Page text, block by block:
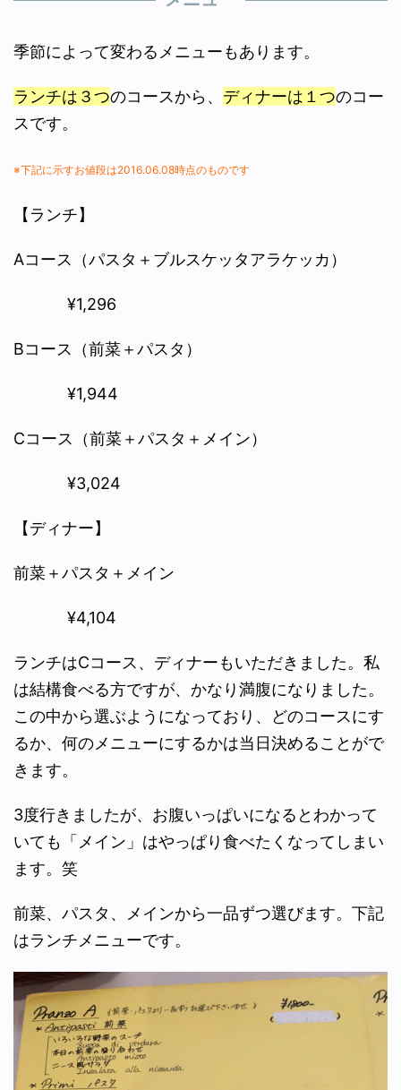
季節によって変わるメニューもあります。
ランチは３つのコースから、 ディナーは１つのコー
スです。
※下記に示すお値段は2016.06.08時点のものです
【ランチ】
Aコース（パスタ＋ブルスケッタアラケッカ）
¥1,296
Bコース（前菜＋パスタ）
¥1,944
Cコース（前菜＋パスタ＋メイン）
¥3,024
【ディナー】
前菜＋パスタ＋メイン
¥4,104
ランチはCコース、ディナーもいただきました。私
は結構食べる方ですが、かなり満腹になりました。
この中から選ぶようになっており、どのコースにす
るか、何のメニューにするかは当日決めることがで
きます。
3度行きましたが、お腹いっぱいになるとわかって
いても「メイン」はやっぱり食べたくなってしまい
ます。笑
前菜、パスタ、メインから一品ずつ選びます。下記
はランチメニューです。